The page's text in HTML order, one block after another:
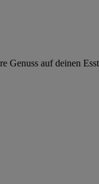
auf deinen